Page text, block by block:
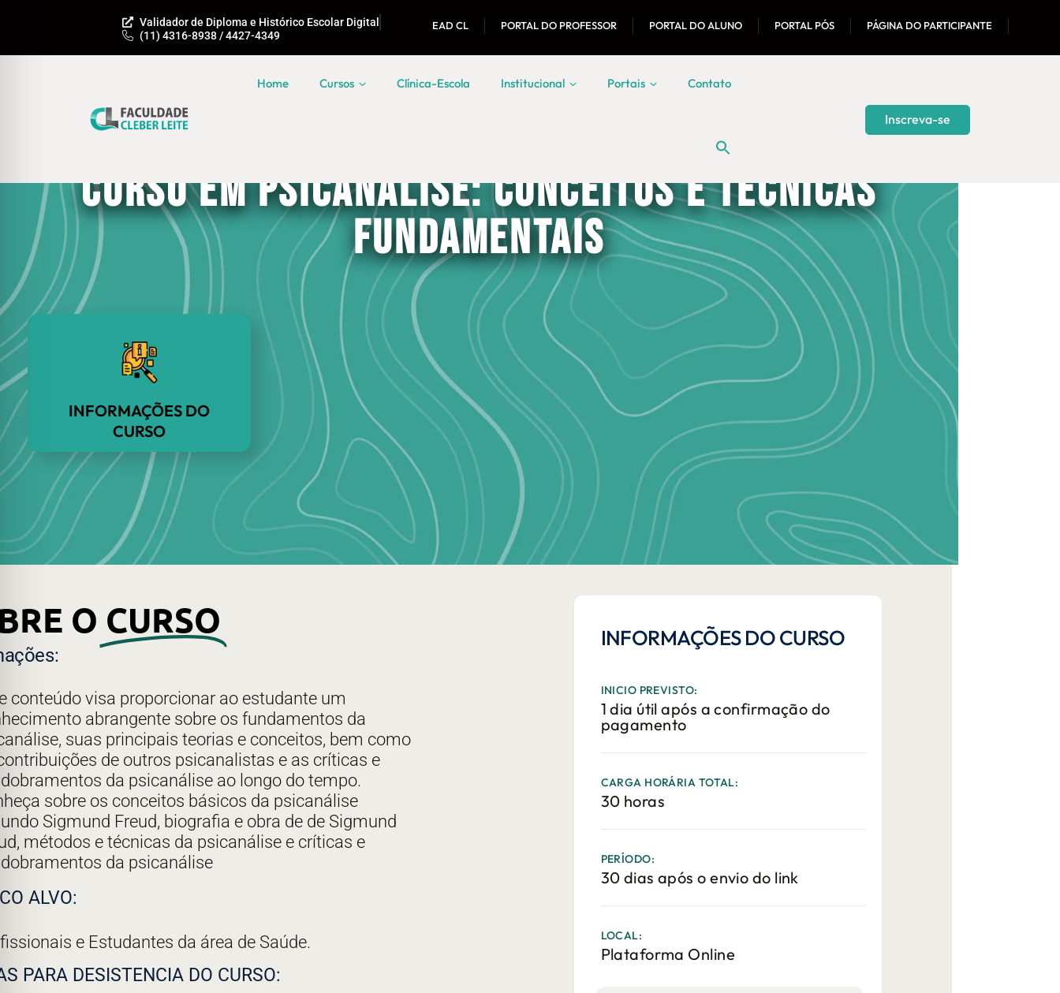
Validador de Diploma e Histórico Escolar Digital
(11) 4316-8938 / 4427-4349
EAD CL PORTAL DO PROFESSOR PORTAL DO ALUNO PORTAL PÓS PÁGINA DO PARTICIPANTE
Home Cursos Clínica-Escola Institucional Portais Contato
Inscreva-se
Curso em Psicanálise: Conceitos e Técnicas
Fundamentais
INFORMAÇÕES DO
CURSO
O CURSO
conteúdo visa proporcionar ao estudante um
abrangente sobre os fundamentos da
suas principais teorias e conceitos, bem como
de outros psicanalistas e as críticas e
da psicanálise ao longo do tempo.
sobre os conceitos básicos da psicanálise
Sigmund Freud, biografia e obra de de Sigmund
métodos e técnicas da psicanálise e críticas e
da psicanálise
ALVO:
e Estudantes da área de Saúde.
PARA DESISTENCIA DO CURSO:
INFORMAÇÕES DO CURSO
INICIO PREVISTO:
1 dia útil após a confirmação do
pagamento
CARGA HORÁRIA TOTAL:
30 horas
PERÍODO:
30 dias após o envio do link
LOCAL:
Plataforma Online